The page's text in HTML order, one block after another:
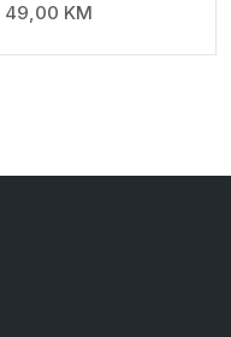
49,00 KM